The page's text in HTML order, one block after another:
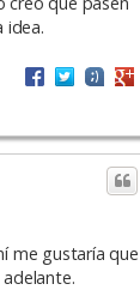
idea.
me gustaría que